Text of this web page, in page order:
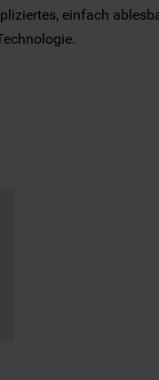
einfach
Indem Sie auf
Cookies
erforderliche
https://